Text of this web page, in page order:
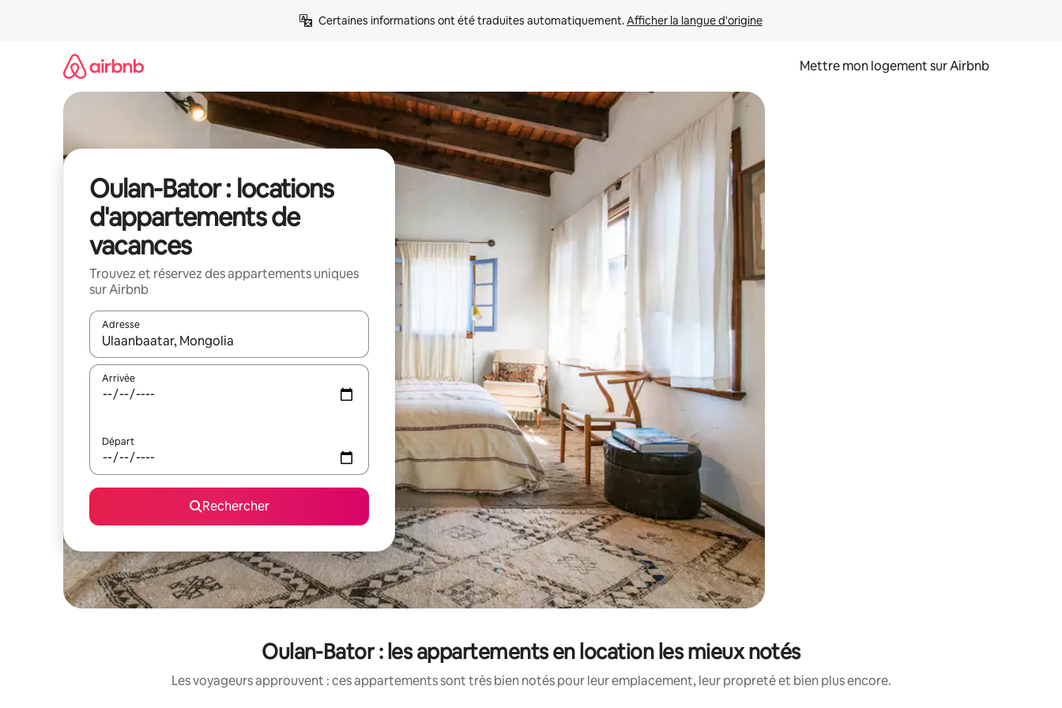
Certaines informations ont été traduites automatiquement. Afficher la langue d'origine
Mettre mon logement sur Airbnb
Oulan-Bator : locations
d'appartements de
vacances
Trouvez et réservez des appartements uniques
sur Airbnb
Adresse
Lorsque les résultats s'affichent, utilisez les flèches vers le haut et vers le bas pour les parcourir ou en appuyant et en faisant glisser.
Arrivée
Départ
Rechercher
Oulan-Bator : les appartements en location les mieux notés
Les voyageurs approuvent : ces appartements sont très bien notés pour leur emplacement, leur propreté et bien plus encore.